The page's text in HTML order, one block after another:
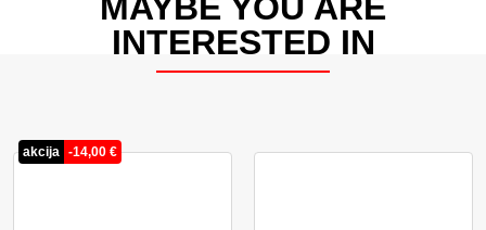
MAYBE YOU ARE
INTERESTED IN
akcija -14,00 €